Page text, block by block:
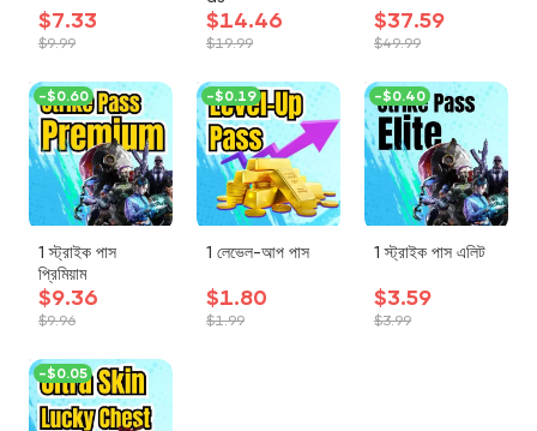
$7.33
$9.99
$14.46
$19.99
$37.59
$49.99
1 স্ট্রাইক পাস
প্রিমিয়াম
$9.36
$9.96
-$0.60
1 লেভেল-আপ পাস
$1.80
$1.99
-$0.19
1 স্ট্রাইক পাস এলিট
$3.59
$3.99
-$0.40
-$0.05